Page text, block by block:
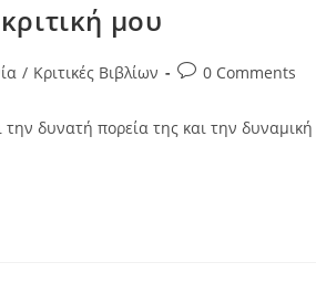
μου
/ Κριτικές Βιβλίων
Post0 Comments
δυνατή πορεία της και την